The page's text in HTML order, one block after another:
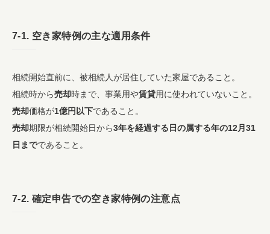
7-1. 空き家特例の主な適用条件
相続開始直前に、被相続人が居住していた家屋であること。
相続時から売却時まで、事業用や賃貸用に使われていないこと。
売却価格が1億円以下であること。
売却期限が相続開始日から3年を経過する日の属する年の12月31
日までであること。
7-2. 確定申告での空き家特例の注意点